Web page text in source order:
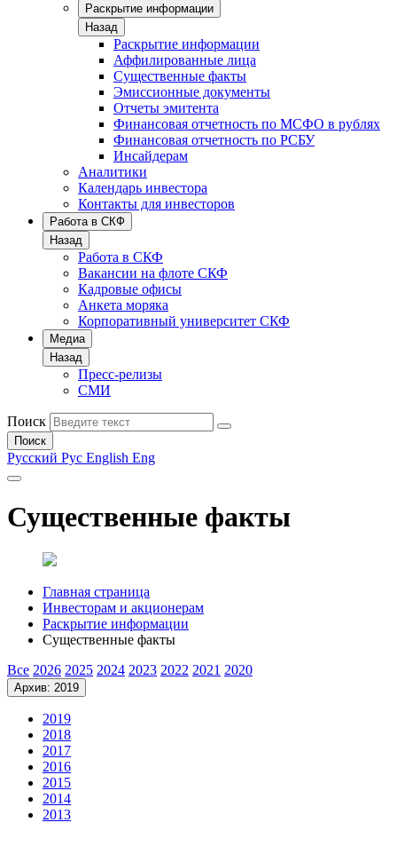
Раскрытие информации
Назад
Раскрытие информации
Аффилированные лица
Существенные факты
Эмиссионные документы
Отчеты эмитента
Финансовая отчетность по МСФО в рублях
Финансовая отчетность по РСБУ
Инсайдерам
Аналитики
Календарь инвестора
Контакты для инвесторов
Работа в СКФ
Назад
Работа в СКФ
Вакансии на флоте СКФ
Кадровые офисы
Анкета моряка
Корпоративный университет СКФ
Медиа
Назад
Пресс-релизы
СМИ
Поиск
Поиск
Русский Рус English Eng
Существенные факты
Главная страница
Инвесторам и акционерам
Раскрытие информации
Существенные факты
Все 2026 2025 2024 2023 2022 2021 2020
Архив: 2019
2019
2018
2017
2016
2015
2014
2013